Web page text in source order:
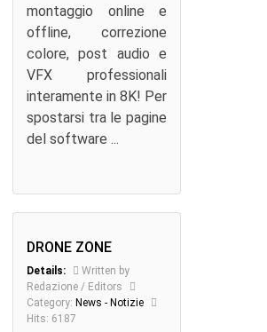
montaggio online e
offline, correzione
colore, post audio e
VFX professionali
interamente in 8K! Per
spostarsi tra le pagine
del software ...
DRONE ZONE
Details:
Written by
Redazione / Editors
Category: News - Notizie
Hits: 6187